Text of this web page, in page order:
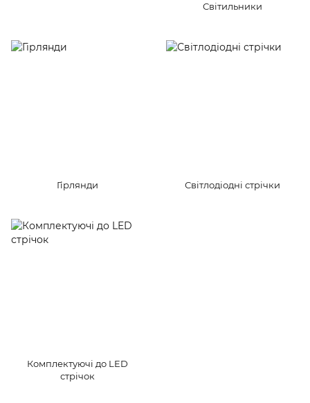
Світильники
Гірлянди Світлодіодні стрічки
Комплектуючі до LED
стрічок